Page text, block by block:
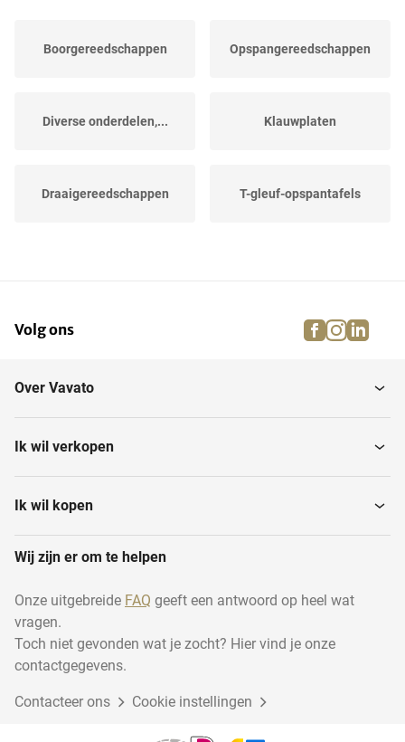
Boorgereedschappen Opspangereedschappen
Diverse onderdelen,... Klauwplaten
Draaigereedschappen T-gleuf-opspantafels
Machineklemmen Spantangen
accessoires
Overige
Volg ons facebook
Over Vavato
Ik wil verkopen
Ik wil kopen
Wij zijn er om te helpen
Onze uitgebreide FAQ geeft een antwoord op heel wat
vragen.
Toch niet gevonden wat je zocht? Hier vind je onze
contactgegevens.
Contacteer ons Cookie instellingen